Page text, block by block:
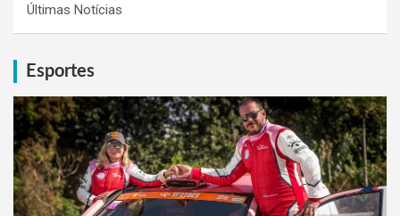
Últimas Notícias
Esportes